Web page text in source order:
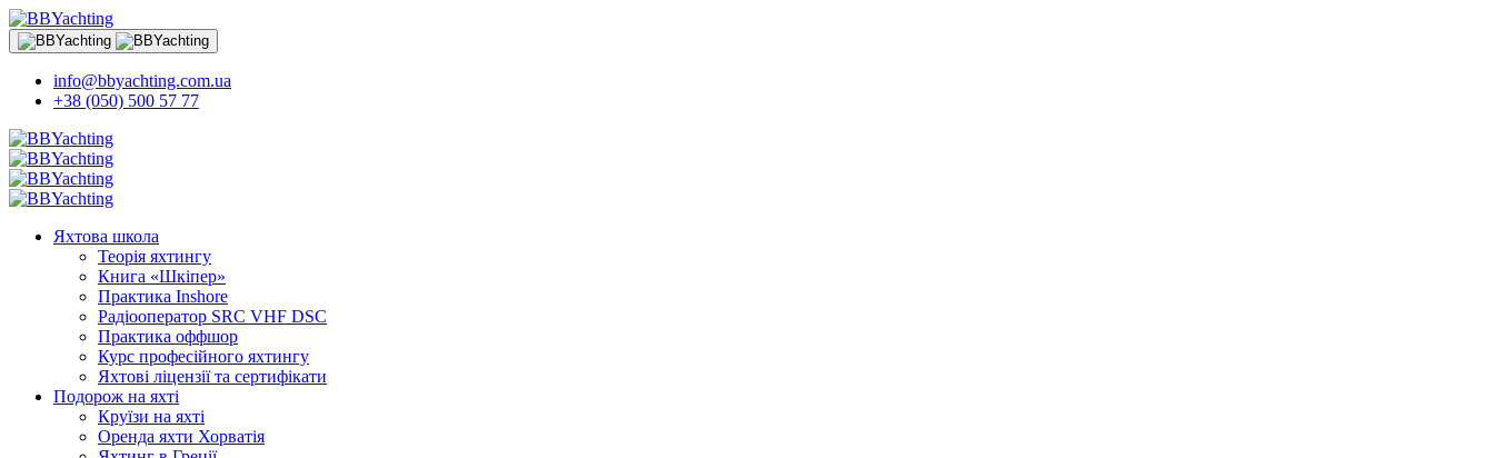
info@bbyachting.com.ua
+38 (050) 500 57 77
Яхтова школа
Теорія яхтингу
Книга «Шкіпер»
Практика Inshore
Радіооператор SRC VHF DSC
Практика оффшор
Курс професійного яхтингу
Яхтові ліцензії та сертифікати
Подорож на яхті
Круїзи на яхті
Оренда яхти Хорватія